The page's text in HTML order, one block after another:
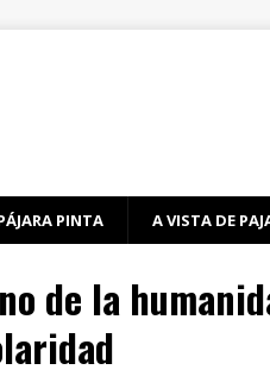
PINTA A VISTA DE
de la